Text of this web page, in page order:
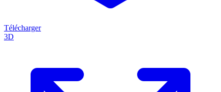
Télécharger
3D